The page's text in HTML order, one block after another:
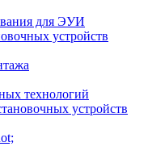
для ЭУИ
устройств
технологий
устройств